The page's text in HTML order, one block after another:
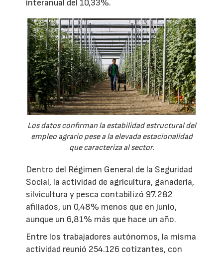
interanual del 10,33%.
Los datos confirman la estabilidad estructural del
empleo agrario pese a la elevada estacionalidad
que caracteriza al sector.
Dentro del Régimen General de la Seguridad
Social, la actividad de agricultura, ganadería,
silvicultura y pesca contabilizó 97.282
afiliados, un 0,48% menos que en junio,
aunque un 6,81% más que hace un año.
Entre los trabajadores autónomos, la misma
actividad reunió 254.126 cotizantes, con